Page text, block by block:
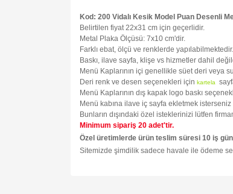
Kod: 200 Vidalı Kesik Model Puan Desenli
Belirtilen fiyat 22x31 cm için geçerlidir.
Metal Plaka Ölçüsü: 7x10 cm'dir.
Farklı ebat, ölçü ve renklerde yapılabilmektedir.
Baskı, ilave sayfa, klişe vs hizmetler dahil
Menü Kaplarının içi genellikle süet deri veya
Deri renk ve desen seçenekleri için kartela
Menü Kaplarının dış kapak logo baskı
Menü kabına ilave iç sayfa ekletmek isterseniz
Bunların dışındaki özel isteklerinizi lütfen
Minimum sipariş 20 adet'tir.
Özel üretimlerde ürün teslim süresi 10 iş
Sitemizde şimdilik sadece havale ile ödeme